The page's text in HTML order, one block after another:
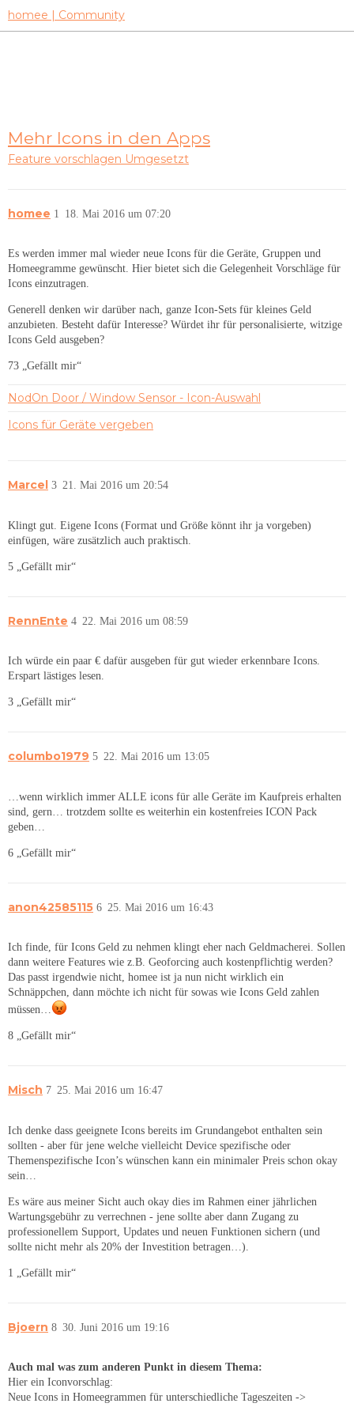
homee | Community
Mehr Icons in den Apps
Feature vorschlagen Umgesetzt
homee 18. Mai 2016 um 07:20
1
Es werden immer mal wieder neue Icons für die Geräte, Gruppen und
Homeegramme gewünscht. Hier bietet sich die Gelegenheit Vorschläge für
Icons einzutragen.
Generell denken wir darüber nach, ganze Icon-Sets für kleines Geld
anzubieten. Besteht dafür Interesse? Würdet ihr für personalisierte, witzige
Icons Geld ausgeben?
73 „Gefällt mir“
NodOn Door / Window Sensor - Icon-Auswahl
Icons für Geräte vergeben
Marcel 21. Mai 2016 um 20:54
3
Klingt gut. Eigene Icons (Format und Größe könnt ihr ja vorgeben)
einfügen, wäre zusätzlich auch praktisch.
5 „Gefällt mir“
RennEnte 22. Mai 2016 um 08:59
4
Ich würde ein paar € dafür ausgeben für gut wieder erkennbare Icons.
Erspart lästiges lesen.
3 „Gefällt mir“
columbo1979 22. Mai 2016 um 13:05
5
…wenn wirklich immer ALLE icons für alle Geräte im Kaufpreis erhalten
sind, gern… trotzdem sollte es weiterhin ein kostenfreies ICON Pack
geben…
6 „Gefällt mir“
anon42585115 25. Mai 2016 um 16:43
6
Ich finde, für Icons Geld zu nehmen klingt eher nach Geldmacherei. Sollen
dann weitere Features wie z.B. Geoforcing auch kostenpflichtig werden?
Das passt irgendwie nicht, homee ist ja nun nicht wirklich ein
Schnäppchen, dann möchte ich nicht für sowas wie Icons Geld zahlen
müssen…
8 „Gefällt mir“
Misch 25. Mai 2016 um 16:47
7
Ich denke dass geeignete Icons bereits im Grundangebot enthalten sein
sollten - aber für jene welche vielleicht Device spezifische oder
Themenspezifische Icon’s wünschen kann ein minimaler Preis schon okay
sein…
Es wäre aus meiner Sicht auch okay dies im Rahmen einer jährlichen
Wartungsgebühr zu verrechnen - jene sollte aber dann Zugang zu
professionellem Support, Updates und neuen Funktionen sichern (und
sollte nicht mehr als 20% der Investition betragen…).
1 „Gefällt mir“
Bjoern 30. Juni 2016 um 19:16
8
Auch mal was zum anderen Punkt in diesem Thema:
Hier ein Iconvorschlag:
Neue Icons in Homeegrammen für unterschiedliche Tageszeiten ->